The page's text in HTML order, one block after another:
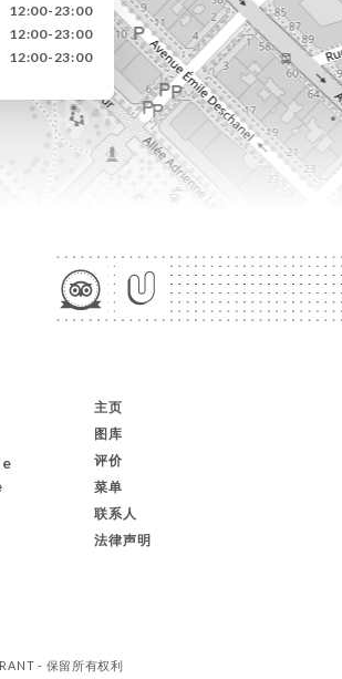
12:00-23:00
12:00-23:00
12:00-23:00
主页
图库
评价
菜单
联系人
法律声明
- 保留所有权利